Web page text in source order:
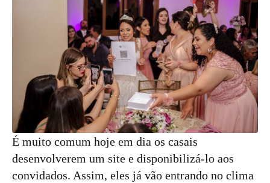
É muito comum hoje em dia os casais
desenvolverem um site e disponibilizá-lo aos
convidados. Assim, eles já vão entrando no clima